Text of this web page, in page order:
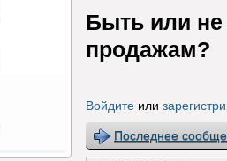
Быть или
продажам?
Войдите или
Последнее